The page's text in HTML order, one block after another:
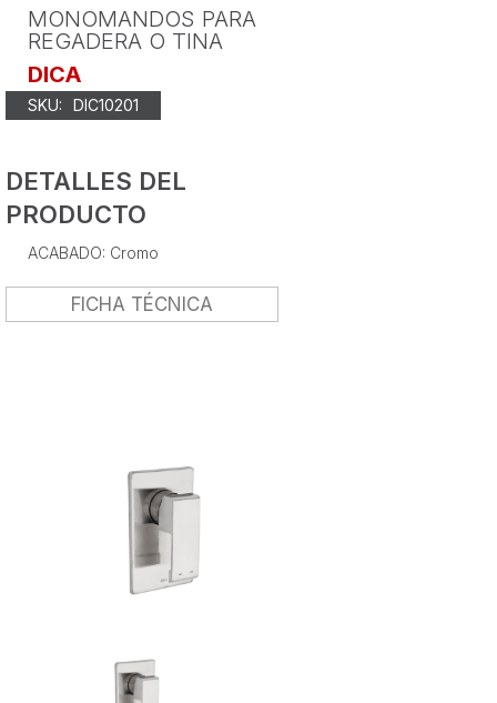
MONOMANDOS PARA
REGADERA O TINA
DICA
SKU: DIC10201
DETALLES DEL
PRODUCTO
ACABADO: Cromo
FICHA TÉCNICA